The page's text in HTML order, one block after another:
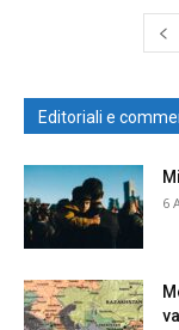
Editoriali e
6